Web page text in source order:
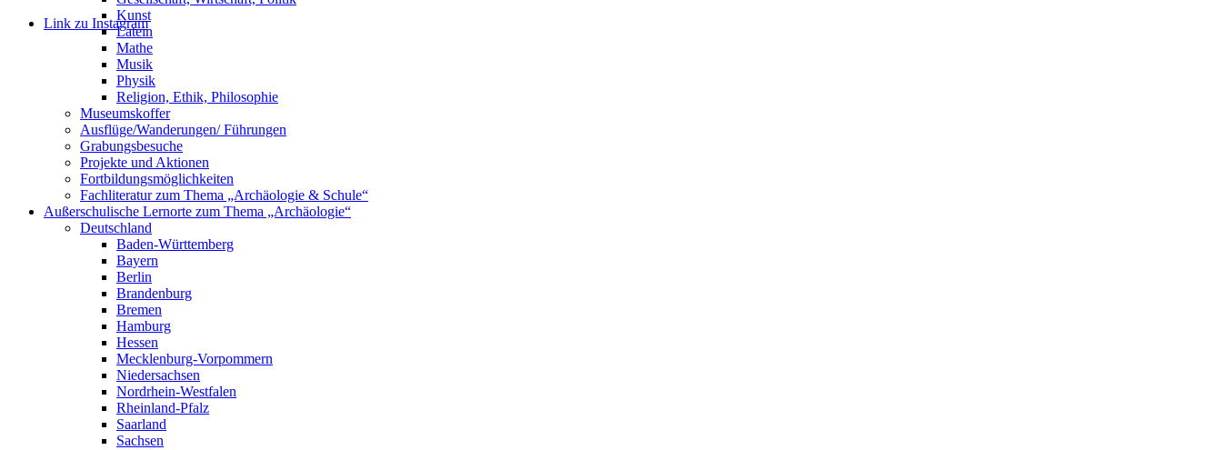
Link zu Instagram
Kunst
Latein
Mathe
Musik
Physik
Religion, Ethik, Philosophie
Museumskoffer
Ausflüge/Wanderungen/ Führungen
Grabungsbesuche
Projekte und Aktionen
Fortbildungsmöglichkeiten
Fachliteratur zum Thema „Archäologie & Schule“
Außerschulische Lernorte zum Thema „Archäologie“
Deutschland
Baden-Württemberg
Bayern
Berlin
Brandenburg
Bremen
Hamburg
Hessen
Mecklenburg-Vorpommern
Niedersachsen
Nordrhein-Westfalen
Rheinland-Pfalz
Saarland
Sachsen